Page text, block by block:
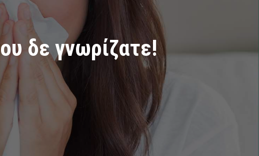
δε γνωρίζατε!